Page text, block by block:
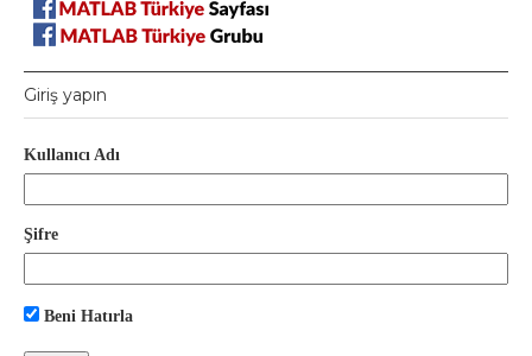
Giriş yapın
Kullanıcı Adı
Şifre
Beni Hatırla